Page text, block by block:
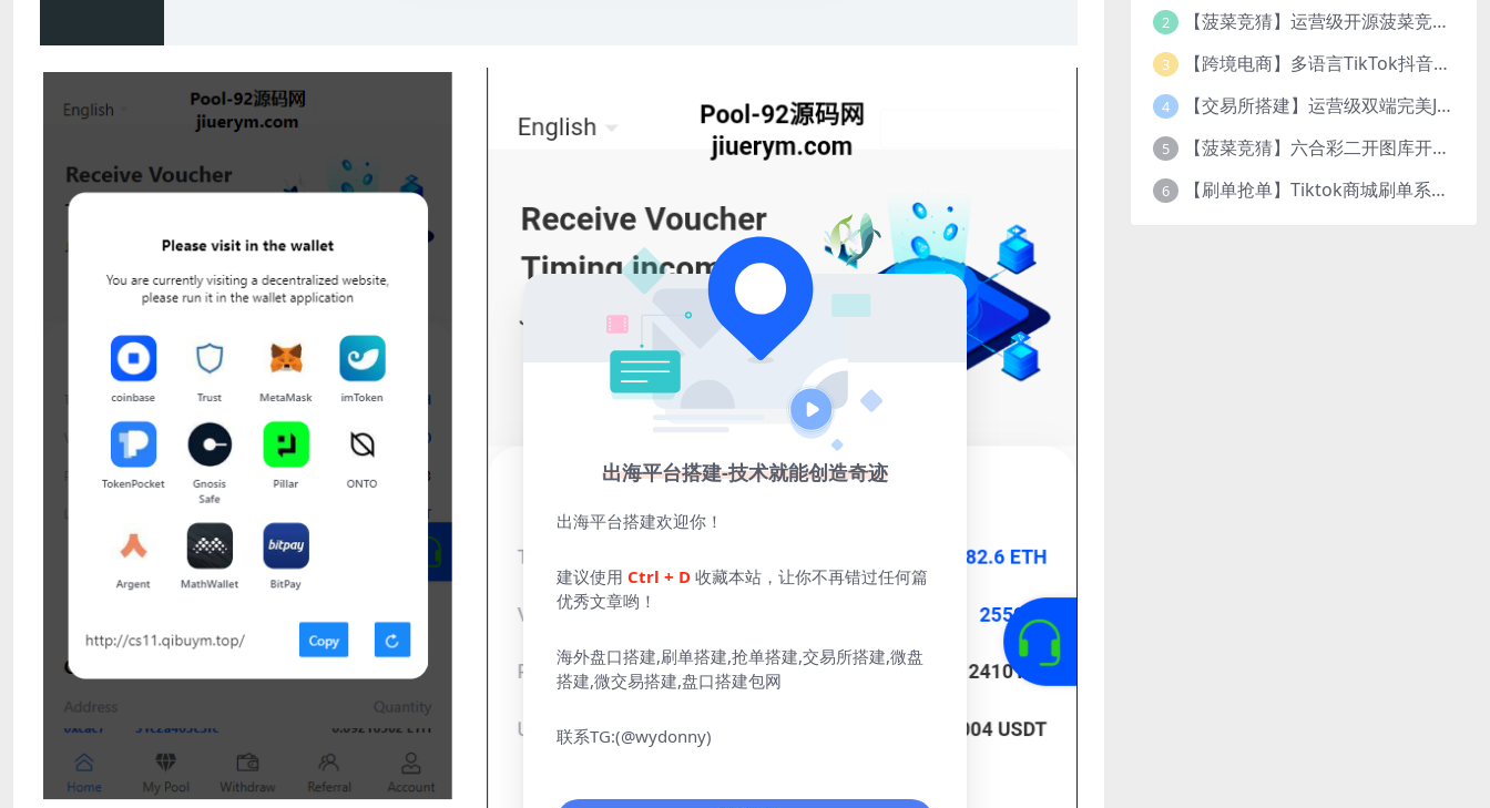
2 【菠菜竞猜】运营级开源菠菜竞猜游戏/番摊玩法/无授权完整数据/带控制/机器人/预设开奖
3 【跨境电商】多语言TikTok抖音免登陆内嵌商城|商家入驻一键铺货
4 【交易所搭建】运营级双端完美JAVA多语言交易所源码/区块链交易所/秒合约交易/币币交易/U本位合约/Ai智能控盘
5 【菠菜竞猜】六合彩二开图库开奖系统/开奖图库/澳门香港六合彩开奖网
6 【刷单抢单】Tiktok商城刷单系统+叠加组打针+带五级分销
出海平台搭建-技术就能创造奇迹
出海平台搭建欢迎你！
建议使用 Ctrl + D 收藏本站，让你不再错过任何篇
优秀文章哟！
海外盘口搭建,刷单搭建,抢单搭建,交易所搭建,微盘
搭建,微交易搭建,盘口搭建包网
联系TG:(@wydonny)